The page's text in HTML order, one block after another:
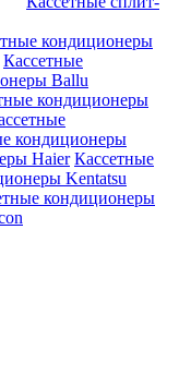
кондиционеры
Кассетные
Ballu
кондиционеры
кондиционеры
Haier Кассетные
Kentatsu
кондиционеры